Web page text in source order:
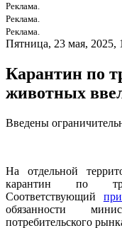
Реклама.
Реклама.
Реклама.
Пятница, 23 мая, 2025,
Карантин по
животных
Введены
На отдельной
карантин по
Соответствующий
обязанности
потребительского